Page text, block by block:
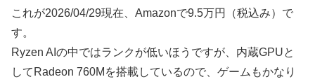
これが2026/04/29現在、Amazonで9.5万円（税込み）で
す。
Ryzen AIの中ではランクが低いほうですが、内蔵GPUと
してRadeon 760Mを搭載しているので、ゲームもかなり